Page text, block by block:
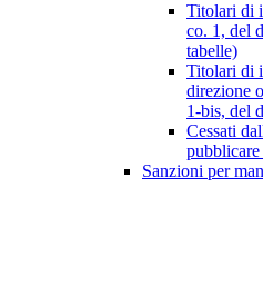
Titolari di
co. 1, del
tabelle)
Titolari di
direzione
1-bis, del
Cessati
Sanzioni per